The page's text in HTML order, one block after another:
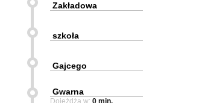
Zakładowa
szkoła
Gajcego
Gwarna
Dojeżdża w: 0 min.